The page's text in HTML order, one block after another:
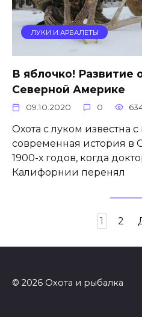
ЛУКИ И АРБАЛЕТЫ
В яблочко! Развитие
Северной Америке
09.10.2020 0
Охота с луком известна
современная история в
1900-х годов, когда
Калифорнии перенял
записям
1 2
© 2026 Охота и рыбалка